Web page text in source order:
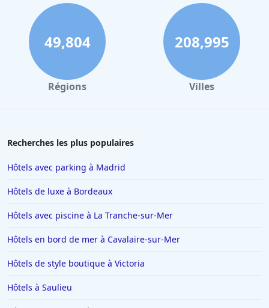
Hôtels à Dole
Hôtels à Les Gets
Hôtels à Port Leucate
Hôtels à Périgueux
Hôtels à Rosny-sous-Bois
Hôtels à Monaco
Hôtels à Saint-Jean-de-Monts
Hôtels à Saint-Paul-les-Dax
Hôtels à Ambert
49,804
Régions
208,995
Villes
Recherches les plus populaires
Hôtels avec parking à Madrid
Hôtels de luxe à Bordeaux
Hôtels avec piscine à La Tranche-sur-Mer
Hôtels en bord de mer à Cavalaire-sur-Mer
Hôtels de style boutique à Victoria
Hôtels à Saulieu